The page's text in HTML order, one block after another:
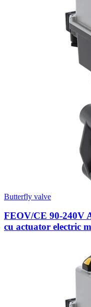
Butterfly valve
FEOV/CE 90-240V
cu actuator electric